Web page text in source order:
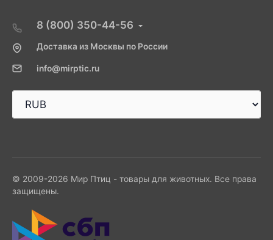
8 (800) 350-44-56
Доставка из Москвы по России
info@mirptic.ru
© 2009-2026 Мир Птиц - товары для животных. Все права
защищены.